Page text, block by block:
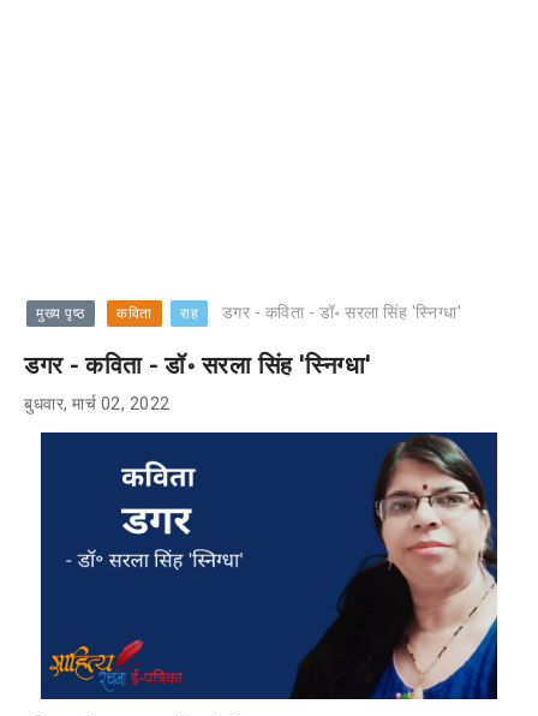
मुख्य पृष्ठ कविता राह डगर - कविता - डॉ॰ सरला सिंह 'स्निग्धा'
डगर - कविता - डॉ॰ सरला सिंह 'स्निग्धा'
बुधवार, मार्च 02, 2022